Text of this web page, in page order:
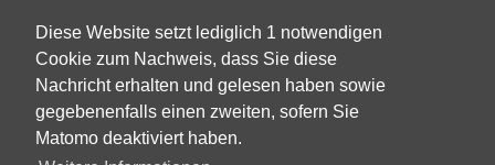
Diese Website setzt lediglich 1 notwendigen
Cookie zum Nachweis, dass Sie diese
Nachricht erhalten und gelesen haben sowie
gegebenenfalls einen zweiten, sofern Sie
Matomo deaktiviert haben.
Über uns
Leistungen
Philosophie
Impressum
Datenschutz